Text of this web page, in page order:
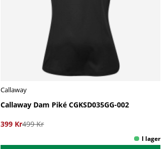
Callaway
Callaway Dam Piké CGKSD035GG-002
399 Kr499 Kr